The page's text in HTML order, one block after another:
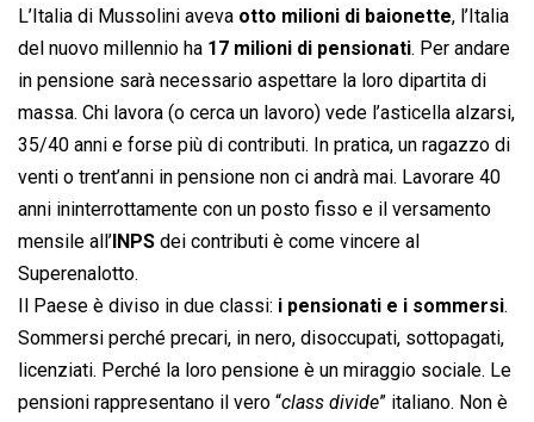
c
e
b
o
o
k
a
t
s
A
p
p
n
k
e
d
I
n
r
e
a
d
s
a
i
l
p
y
L
i
n
k
i
n
L’Italia di Mussolini aveva otto milioni di baionette, l’Italia
del nuovo millennio ha 17 milioni di pensionati. Per andare
in pensione sarà necessario aspettare la loro dipartita di
massa. Chi lavora (o cerca un lavoro) vede l’asticella alzarsi,
35/40 anni e forse più di contributi. In pratica, un ragazzo di
venti o trent’anni in pensione non ci andrà mai. Lavorare 40
anni ininterrottamente con un posto fisso e il versamento
mensile all’ INPS dei contributi è come vincere al
Superenalotto.
Il Paese è diviso in due classi: i pensionati e i sommersi.
Sommersi perché precari, in nero, disoccupati, sottopagati,
licenziati. Perché la loro pensione è un miraggio sociale. Le
pensioni rappresentano il vero “class divide” italiano. Non è